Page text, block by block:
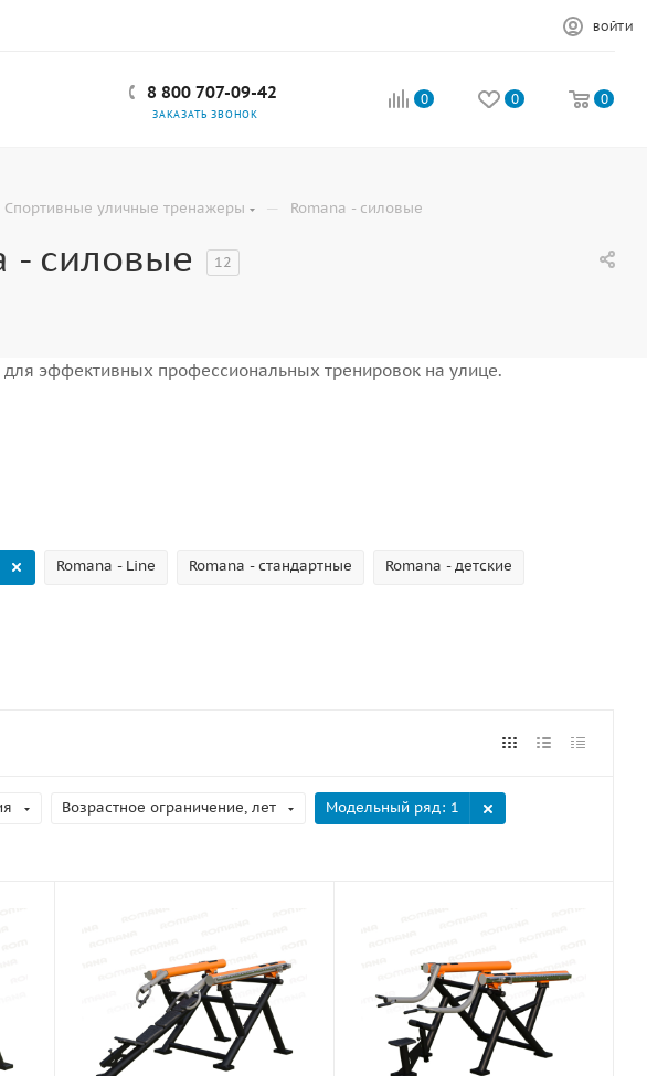
ВОЙТИ
8 800 707-09-42
ЗАКАЗАТЬ ЗВОНОК
0 0 0
Спортивные уличные тренажеры — Romana - силовые
- силовые 12
эффективных профессиональных тренировок на улице.
Romana - Line Romana - стандартные Romana - детские
Возрастное ограничение, лет Модельный ряд: 1